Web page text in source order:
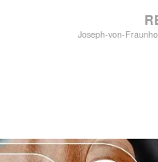
Joseph-von-